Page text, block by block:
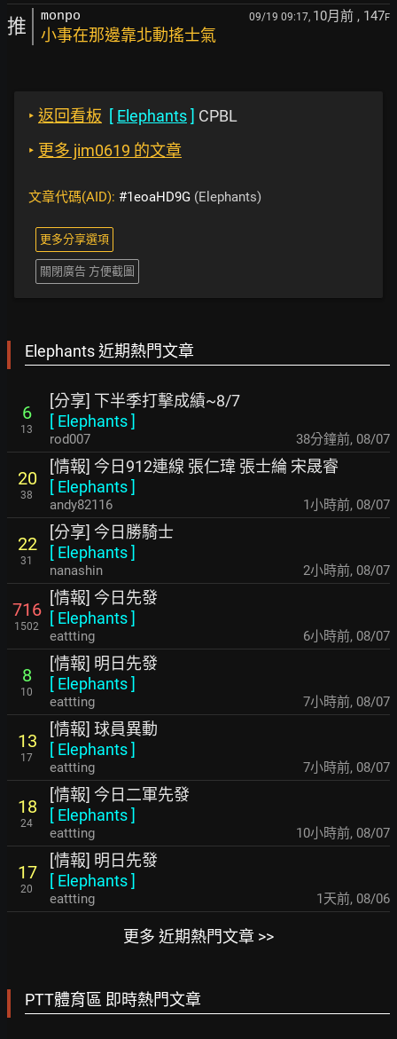
推 monpo 09/19 09:17, 10月前 , 147F
小事在那邊靠北動搖士氣
‣ 返回看板 [ Elephants] CPBL
‣ 更多 jim0619 的文章
文章代碼(AID): #1eoaHD9G (Elephants)
更多分享選項
關閉廣告 方便截圖
Elephants 近期熱門文章
6
13
[分享] 下半季打擊成績~8/7
[ Elephants]
rod007 38分鐘前, 08/07
20
38
[情報] 今日912連線 張仁瑋 張士綸 宋晟睿
[ Elephants]
andy82116 1小時前, 08/07
22
31
[分享] 今日勝騎士
[ Elephants]
nanashin 2小時前, 08/07
716
1502
[情報] 今日先發
[ Elephants]
eattting 6小時前, 08/07
8
10
[情報] 明日先發
[ Elephants]
eattting 7小時前, 08/07
13
17
[情報] 球員異動
[ Elephants]
eattting 7小時前, 08/07
18
24
[情報] 今日二軍先發
[ Elephants]
eattting 10小時前, 08/07
17
20
[情報] 明日先發
[ Elephants]
eattting 1天前, 08/06
更多 近期熱門文章 >>
PTT體育區 即時熱門文章